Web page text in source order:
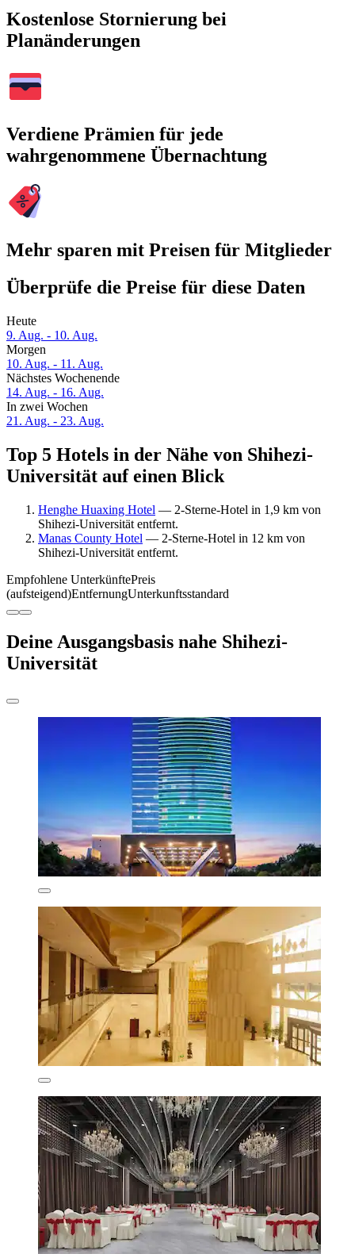
Kostenlose Stornierung bei
Planänderungen
Verdiene Prämien für jede
wahrgenommene Übernachtung
Mehr sparen mit Preisen für Mitglieder
Überprüfe die Preise für diese Daten
Heute
9. Aug. - 10. Aug.
Morgen
10. Aug. - 11. Aug.
Nächstes Wochenende
14. Aug. - 16. Aug.
In zwei Wochen
21. Aug. - 23. Aug.
Top 5 Hotels in der Nähe von Shihezi-
Universität auf einen Blick
Henghe Huaxing Hotel — 2-Sterne-Hotel in 1,9 km von
Shihezi-Universität entfernt.
Manas County Hotel — 2-Sterne-Hotel in 12 km von
Shihezi-Universität entfernt.
Empfohlene UnterkünftePreis
(aufsteigend)EntfernungUnterkunftsstandard
Deine Ausgangsbasis nahe Shihezi-
Universität